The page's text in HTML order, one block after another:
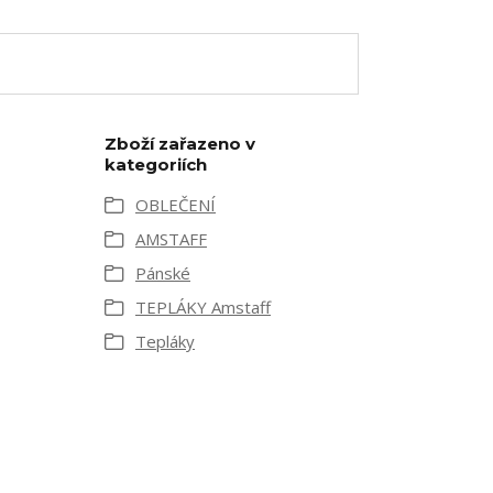
Zboží zařazeno v
kategoriích
OBLEČENÍ
AMSTAFF
Pánské
TEPLÁKY Amstaff
Tepláky